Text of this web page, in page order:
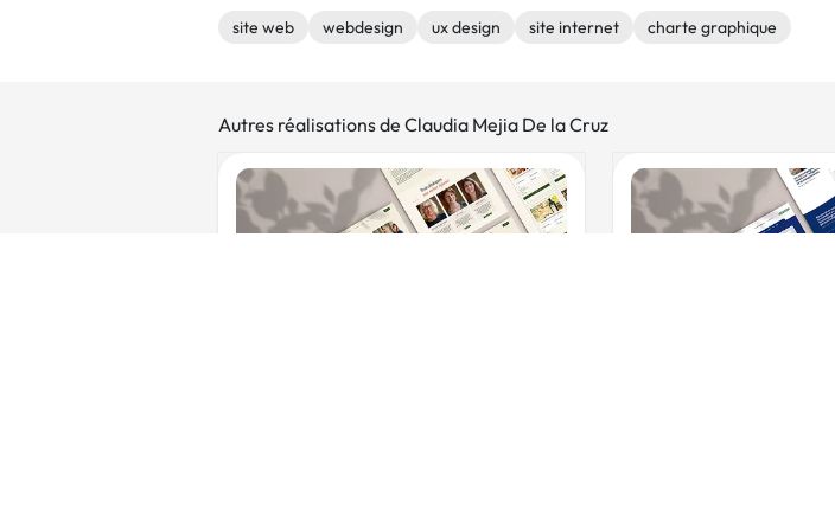
site web webdesign ux design site internet charte graphique
Autres réalisations de Claudia Mejia De la Cruz